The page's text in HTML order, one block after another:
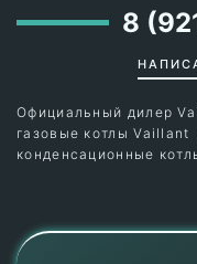
8
Официальный дилер
газовые котлы Vaillant
конденсационные